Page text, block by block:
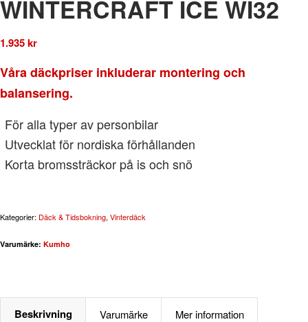
WINTERCRAFT ICE WI32
1.935kr
Våra däckpriser inkluderar montering och
balansering.
För alla typer av personbilar
Utvecklat för nordiska förhållanden
Korta bromssträckor på is och snö
Kategorier: Däck & Tidsbokning, Vinterdäck
Varumärke: Kumho
Beskrivning Varumärke Mer information